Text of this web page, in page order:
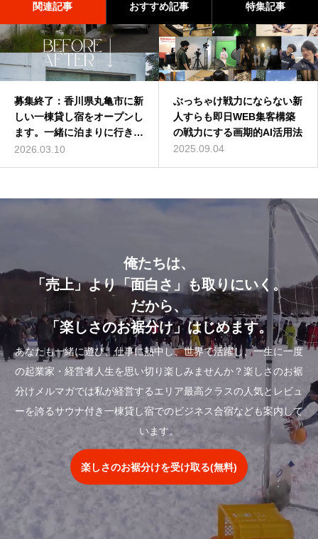
関連記事 おすすめ記事 特集記事
募集終了：香川県丸亀市に新
しい一棟貸し宿をオープンし
ます。一緒に泊まりに行きま
せんか？
2026.03.10
ぶっちゃけ戦力にならない新
人すらも即日WEB集客構築
の戦力にする画期的AI活用法
2025.09.04
深作浩一郎(ふかさくこうい
ちろう)とは誰？自己紹介し
てみた
2014.01.01
バターコーヒーは効果なし？
バターコーヒーの世界一簡単
な作り方を動画解説
2016.07.13
俺たちは、
「売上」より「面白さ」も取りにいく。
だから、
「楽しさのお裾分け」はじめます。
あなたも一緒に遊び、仕事に熱中し、世界で活躍し、一生に一度
の起業家・経営者人生を思い切り楽しみませんか？楽しさのお裾
分けメルマガでは私が経営するエリア最高クラスの人気とレビュ
ーを誇るサウナ付き一棟貸し宿でのビジネス合宿なども案内して
います。
楽しさのお裾分けを受け取る(無料)